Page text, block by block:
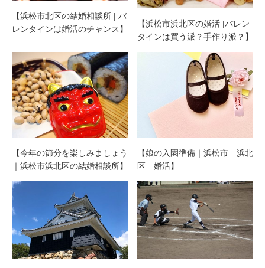
【浜松市北区の結婚相談所 | バ
レンタインは婚活のチャンス】
【浜松市浜北区の婚活 |バレン
タインは買う派？手作り派？】
【今年の節分を楽しみましょう
｜浜松市浜北区の結婚相談所】
【娘の入園準備｜浜松市 浜北
区 婚活】